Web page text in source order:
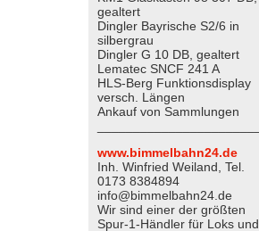
gealtert
Dingler Bayrische S2/6 in
silbergrau
Dingler G 10 DB, gealtert
Lematec SNCF 241 A
HLS-Berg Funktionsdisplay
versch. Längen
Ankauf von Sammlungen
www.bimmelbahn24.de
Inh. Winfried Weiland, Tel.
0173 8384894
info@bimmelbahn24.de
Wir sind einer der größten
Spur-1-Händler für Loks und